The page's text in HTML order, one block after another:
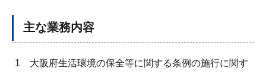
主な業務内容
1
大阪府生活環境の保全等に関する条例の施行に関す